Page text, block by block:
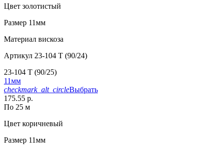
Цвет золотистый
Размер 11мм
Материал вискоза
Артикул 23-104 T (90/24)
23-104 T (90/25)
11мм
checkmark_alt_circleВыбрать
175.55 р.
По 25 м
Цвет коричневый
Размер 11мм